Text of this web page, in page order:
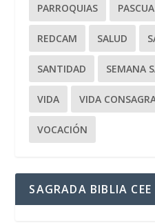
PARROQUIAS PASCUA
REDCAM SALUD
SANTIDAD SEMANA
VIDA VIDA
VOCACIÓN
SAGRADA BIBLIA CEE